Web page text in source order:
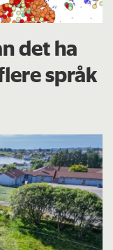
det ha
språk